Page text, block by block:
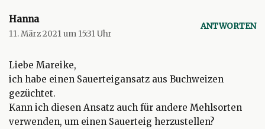
Hanna
11. März 2021 um 15:31 Uhr
ANTWORTEN
Liebe Mareike,
ich habe einen Sauerteigansatz aus Buchweizen
gezüchtet.
Kann ich diesen Ansatz auch für andere Mehlsorten
verwenden, um einen Sauerteig herzustellen?